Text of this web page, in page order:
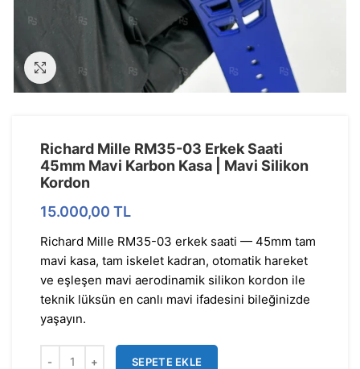
Görseli Büyütün
Richard Mille RM35-03 Erkek Saati
45mm Mavi Karbon Kasa | Mavi Silikon
Kordon
15.000,00 TL
Richard Mille RM35-03 erkek saati — 45mm tam
mavi kasa, tam iskelet kadran, otomatik hareket
ve eşleşen mavi aerodinamik silikon kordon ile
teknik lüksün en canlı mavi ifadesini bileğinizde
yaşayın.
SEPETE EKLE